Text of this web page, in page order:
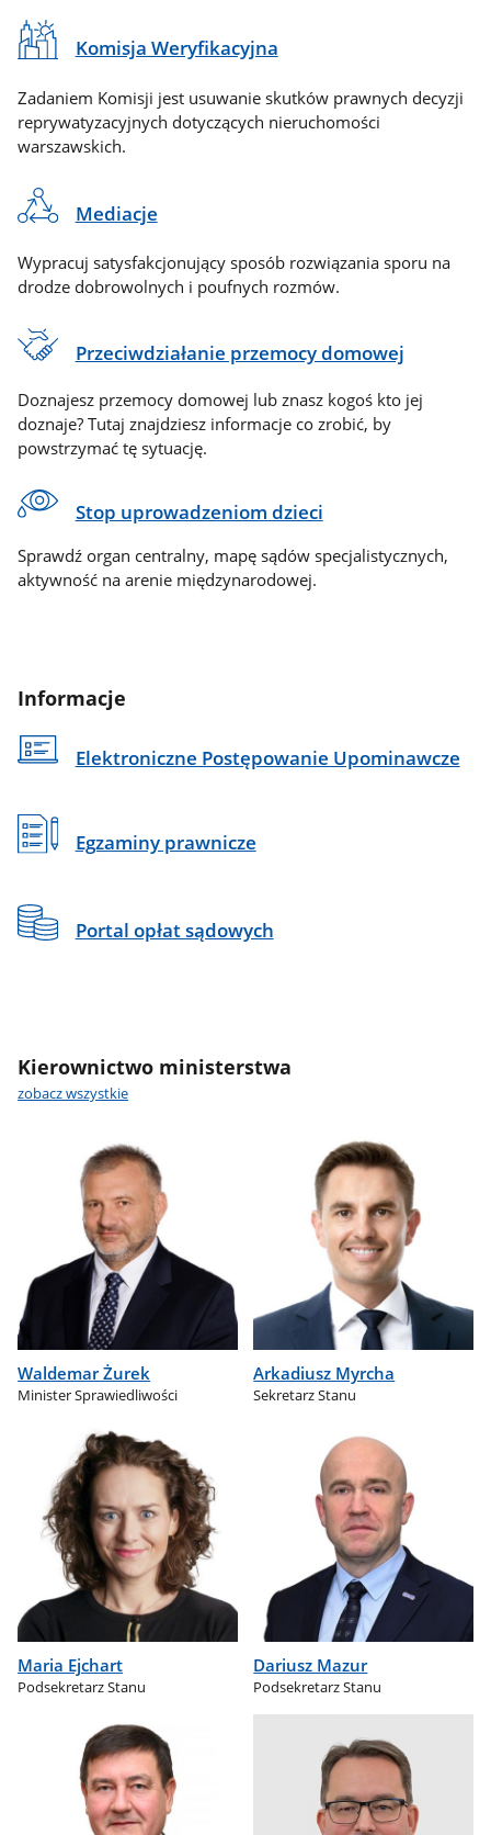
Komisja Weryfikacyjna
Zadaniem Komisji jest usuwanie skutków prawnych decyzji
reprywatyzacyjnych dotyczących nieruchomości
warszawskich.
Mediacje
Wypracuj satysfakcjonujący sposób rozwiązania sporu na
drodze dobrowolnych i poufnych rozmów.
Przeciwdziałanie przemocy domowej
Doznajesz przemocy domowej lub znasz kogoś kto jej
doznaje? Tutaj znajdziesz informacje co zrobić, by
powstrzymać tę sytuację.
Stop uprowadzeniom dzieci
Sprawdź organ centralny, mapę sądów specjalistycznych,
aktywność na arenie międzynarodowej.
Informacje
Elektroniczne Postępowanie Upominawcze
Egzaminy prawnicze
Portal opłat sądowych
Kierownictwo ministerstwa
zobacz wszystkie
Waldemar Żurek
Minister Sprawiedliwości
Arkadiusz Myrcha
Sekretarz Stanu
Maria Ejchart
Podsekretarz Stanu
Dariusz Mazur
Podsekretarz Stanu